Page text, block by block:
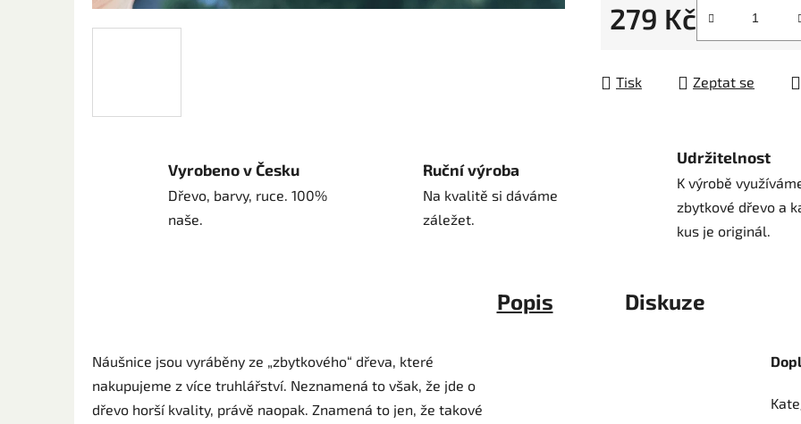
279 Kč
Tisk Zeptat se
Vyrobeno v Česku
Dřevo, barvy, ruce. 100%
naše.
Ruční výroba
Na kvalitě si dáváme
záležet.
Udržitelnost
K výrobě
zbytkové dřevo a
kus je originál.
Popis Diskuze
Náušnice jsou vyráběny ze „zbytkového“ dřeva, které
nakupujeme z více truhlářství. Neznamená to však, že jde o
dřevo horší kvality, právě naopak. Znamená to jen, že takové